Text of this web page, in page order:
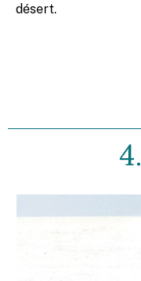
désert.
4.